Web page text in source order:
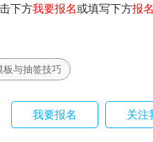
下方我要报名或填写下方报
与抽签技巧
我要报名 关注